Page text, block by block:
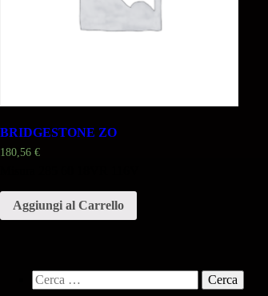
BRIDGESTONE ZO
180,56 €
Aggiungi al Carrello